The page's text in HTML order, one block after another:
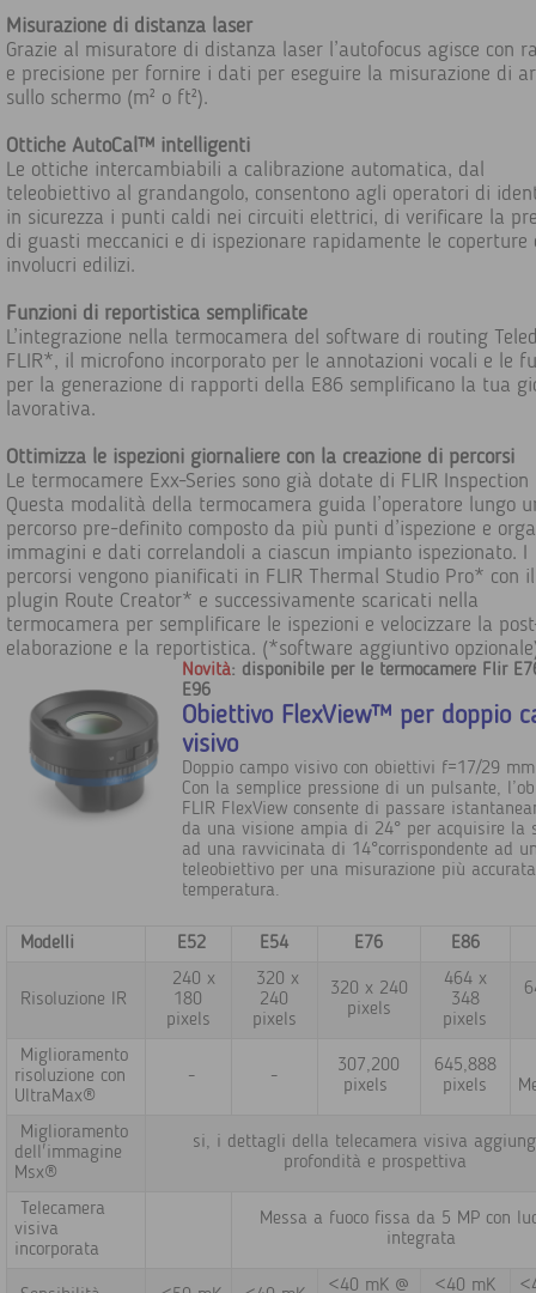
Misurazione di distanza laser
Grazie al misuratore di distanza laser l’autofocus agisce con
e precisione per fornire i dati per eseguire la misurazione di
sullo schermo (m² o ft²).
Ottiche AutoCal™ intelligenti
Le ottiche intercambiabili a calibrazione automatica, dal
teleobiettivo al grandangolo, consentono agli operatori di
in sicurezza i punti caldi nei circuiti elettrici, di verificare la
di guasti meccanici e di ispezionare rapidamente le coperture
involucri edilizi.
Funzioni di reportistica semplificate
L’integrazione nella termocamera del software di routing
FLIR*, il microfono incorporato per le annotazioni vocali e le
per la generazione di rapporti della E86 semplificano la tua
lavorativa.
Ottimizza le ispezioni giornaliere con la creazione di percorsi
Le termocamere Exx-Series sono già dotate di FLIR Inspection
Questa modalità della termocamera guida l’operatore lungo
percorso pre-definito composto da più punti d’ispezione e
immagini e dati correlandoli a ciascun impianto ispezionato. I
percorsi vengono pianificati in FLIR Thermal Studio Pro* con il
plugin Route Creator* e successivamente scaricati nella
termocamera per semplificare le ispezioni e velocizzare la
elaborazione e la reportistica. (*software aggiuntivo
Novità: disponibile per le termocamere Flir
E96
Obiettivo FlexView™ per doppio
visivo
Doppio campo visivo con obiettivi f=17/29 mm
Con la semplice pressione di un pulsante,
FLIR FlexView consente di passare
da una visione ampia di 24° per acquisire la
ad una ravvicinata di 14°corrispondente ad
teleobiettivo per una misurazione più
temperatura.
Modelli E52 E54 E76 E86
Risoluzione IR
240 x
180
pixels
320 x
240
pixels
320 x 240
pixels
464 x
348
pixels
Miglioramento
risoluzione con
UltraMax®
- -
307,200
pixels
645,888
pixels
Miglioramento
dell'immagine
Msx®
si, i dettagli della telecamera visiva
profondità e prospettiva
Telecamera
visiva
incorporata
Messa a fuoco fissa da 5 MP con
integrata
<40 mK @ <40 mK